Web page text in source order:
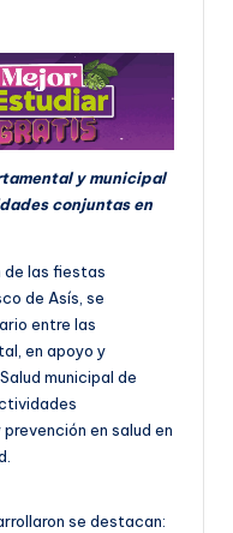
y municipal
conjuntas en
de las fiestas
de Asís, se
entre las
en apoyo y
municipal de
en salud en
se destacan: